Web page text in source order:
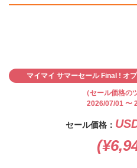
マイマイ サマーセール Final ! オ
（セール価格の
2026/07/01 〜
セール価格：